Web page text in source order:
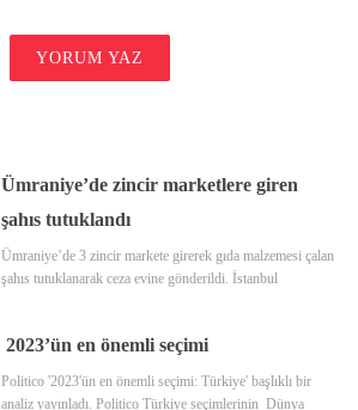
YORUM YAZ
Ümraniye’de zincir marketlere giren
şahıs tutuklandı
Ümraniye’de 3 zincir markete girerek gıda malzemesi çalan
şahıs tutuklanarak ceza evine gönderildi. İstanbul
2023’ün en önemli seçimi
Politico '2023'ün en önemli seçimi: Türkiye' başlıklı bir
analiz yayınladı. Politico Türkiye seçimlerinin Dünya